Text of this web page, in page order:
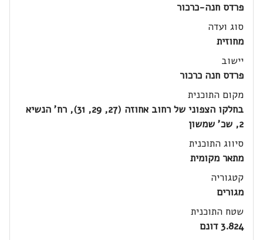
פרדס חנה-כרכור
סוג ועדה
מחוזית
יישוב
פרדס חנה כרכור
מקום התוכנית
בחלקו הצפוני של רחוב אחוזה (27, 29, 31), רח' הנשיא
2, שכ' שמשון
סיווג התוכנית
מתאר מקומית
קטגוריה
מגורים
שטח התוכנית
3.824 דונם